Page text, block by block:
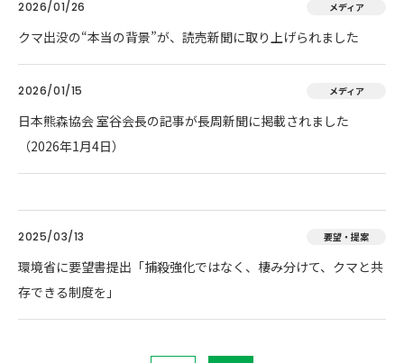
2026/01/26 メディア
クマ出没の“本当の背景”が、読売新聞に取り上げられました
2026/01/15 メディア
日本熊森協会 室谷会長の記事が長周新聞に掲載されました
（2026年1月4日）
2025/03/13 要望・提案
環境省に要望書提出「捕殺強化ではなく、棲み分けて、クマと共
存できる制度を」